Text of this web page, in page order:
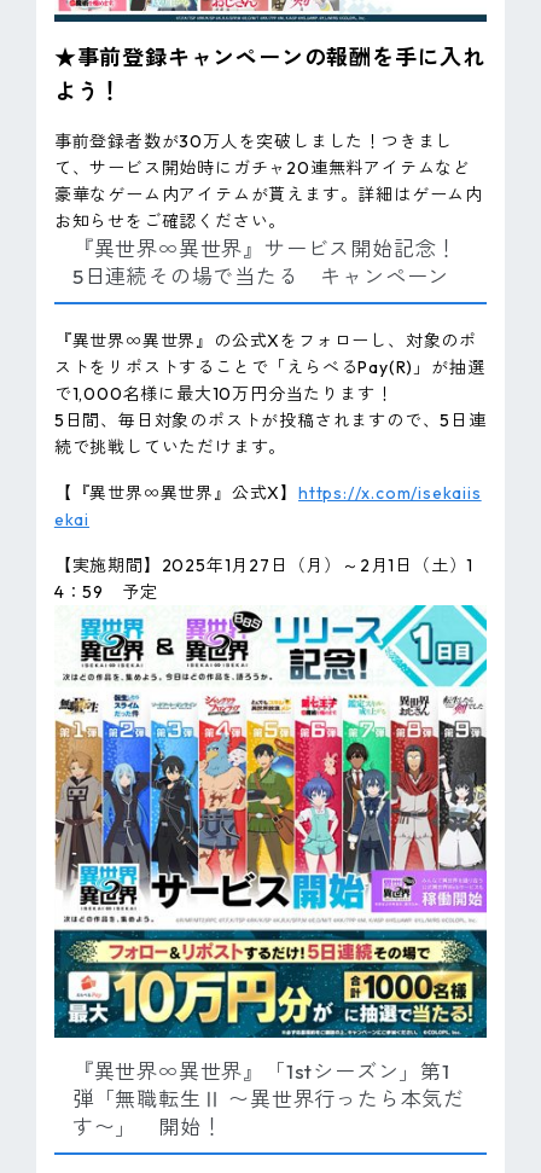
★事前登録キャンペーンの報酬を手に入れ
よう！
事前登録者数が30万人を突破しました！つきまし
て、サービス開始時にガチャ20連無料アイテムなど
豪華なゲーム内アイテムが貰えます。詳細はゲーム内
お知らせをご確認ください。
『異世界∞異世界』サービス開始記念！
5日連続その場で当たる キャンペーン
『異世界∞異世界』の公式Xをフォローし、対象のポ
ストをリポストすることで「えらべるPay(R)」が抽選
で1,000名様に最大10万円分当たります！
5日間、毎日対象のポストが投稿されますので、5日連
続で挑戦していただけます。
【『異世界∞異世界』公式X】https://x.com/isekaiis
ekai
【実施期間】2025年1月27日（月）～2月1日（土）1
4：59 予定
『異世界∞異世界』「1stシーズン」第1
弾「無職転生Ⅱ 〜異世界行ったら本気だ
す〜」 開始！